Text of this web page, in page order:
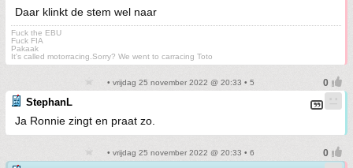
Daar klinkt de stem wel naar
Fuck the EBU
Fuck FIA
Pakaak
It's called motorracing.Sorry? We went to carracing Toto
• vrijdag 25 november 2022 @ 20:33 • 5
StephanL
Ja Ronnie zingt en praat zo.
• vrijdag 25 november 2022 @ 20:33 • 6